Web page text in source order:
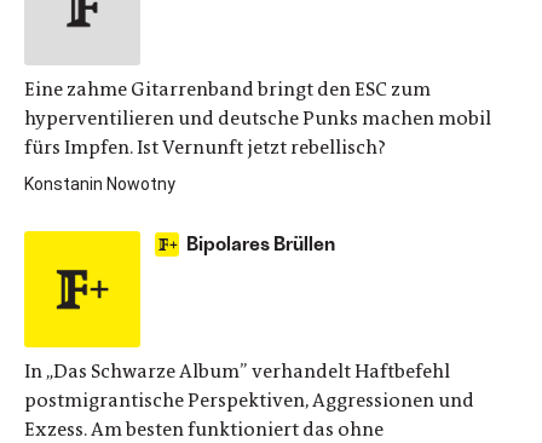
Eine zahme Gitarrenband bringt den ESC zum
hyperventilieren und deutsche Punks machen mobil
fürs Impfen. Ist Vernunft jetzt rebellisch?
Konstanin Nowotny
Bipolares Brüllen
In „Das Schwarze Album” verhandelt Haftbefehl
postmigrantische Perspektiven, Aggressionen und
Exzess. Am besten funktioniert das ohne